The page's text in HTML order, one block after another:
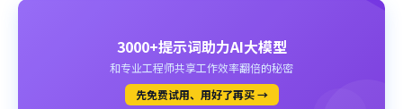
3000+提示词助力AI大模型
和专业工程师共享工作效率翻倍的秘密
先免费试用、用好了再买 →